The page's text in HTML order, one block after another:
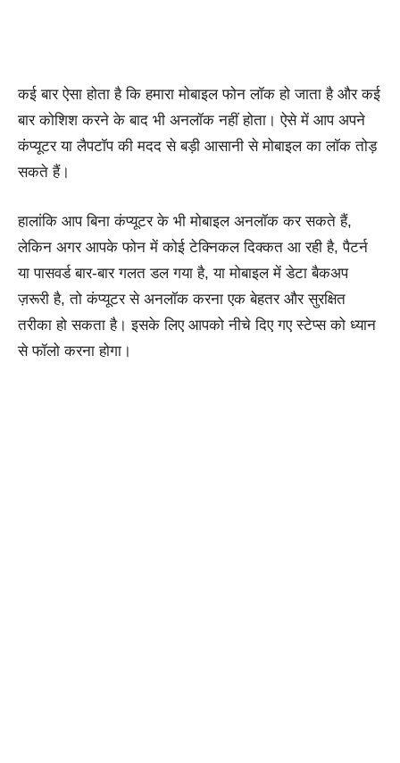
कई बार ऐसा होता है कि हमारा मोबाइल फोन लॉक हो जाता है और कई
बार कोशिश करने के बाद भी अनलॉक नहीं होता। ऐसे में आप अपने
कंप्यूटर या लैपटॉप की मदद से बड़ी आसानी से मोबाइल का लॉक तोड़
सकते हैं।
हालांकि आप बिना कंप्यूटर के भी मोबाइल अनलॉक कर सकते हैं,
लेकिन अगर आपके फोन में कोई टेक्निकल दिक्कत आ रही है, पैटर्न
या पासवर्ड बार-बार गलत डल गया है, या मोबाइल में डेटा बैकअप
ज़रूरी है, तो कंप्यूटर से अनलॉक करना एक बेहतर और सुरक्षित
तरीका हो सकता है। इसके लिए आपको नीचे दिए गए स्टेप्स को ध्यान
से फॉलो करना होगा।